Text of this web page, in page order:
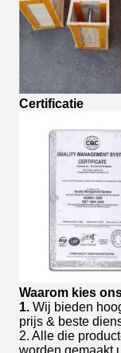
Certificatie
Waarom kies
1. Wij bieden
prijs & beste
2. Alle die